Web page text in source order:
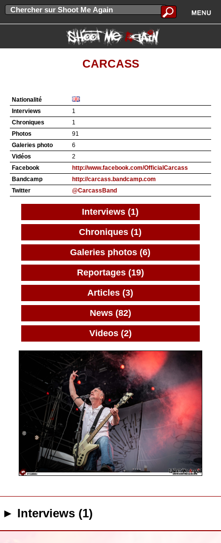
CARCASS
Nationalité
Interviews
1
Chroniques
1
Photos
91
Galeries photo
6
Vidéos
2
Facebook
http://www.facebook.com/OfficialCarcass
Bandcamp
http://carcass.bandcamp.com
Twitter
@CarcassBand
Interviews (1)
Chroniques (1)
Galeries photos (6)
Reportages (19)
Articles (3)
News (82)
Videos (2)
► Interviews (1)